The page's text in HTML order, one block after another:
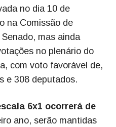
no dia 10 de
na Comissão de
mas ainda
no plenário do
com voto favorável de,
e 308 deputados.
6x1 ocorrerá de
ano, serão mantidas